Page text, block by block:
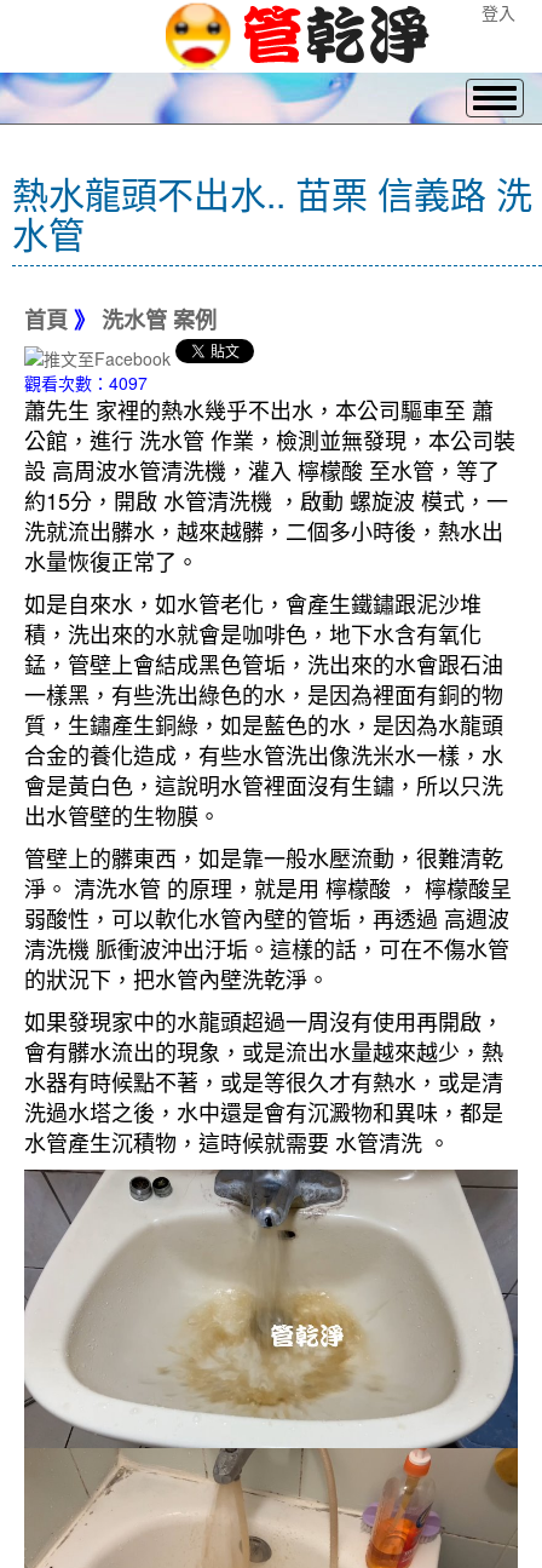
登入
熱水龍頭不出水.. 苗栗 信義路 洗
水管
首頁 》 洗水管 案例
觀看次數：4097
蕭先生 家裡的熱水幾乎不出水，本公司驅車至 蕭
公館，進行 洗水管 作業，檢測並無發現，本公司裝
設 高周波水管清洗機，灌入 檸檬酸 至水管，等了
約15分，開啟 水管清洗機 ，啟動 螺旋波 模式，一
洗就流出髒水，越來越髒，二個多小時後，熱水出
水量恢復正常了。
如是自來水，如水管老化，會產生鐵鏽跟泥沙堆
積，洗出來的水就會是咖啡色，地下水含有氧化
錳，管壁上會結成黑色管垢，洗出來的水會跟石油
一樣黑，有些洗出綠色的水，是因為裡面有銅的物
質，生鏽產生銅綠，如是藍色的水，是因為水龍頭
合金的養化造成，有些水管洗出像洗米水一樣，水
會是黃白色，這說明水管裡面沒有生鏽，所以只洗
出水管壁的生物膜。
管壁上的髒東西，如是靠一般水壓流動，很難清乾
淨。 清洗水管 的原理，就是用 檸檬酸 ， 檸檬酸呈
弱酸性，可以軟化水管內壁的管垢，再透過 高週波
清洗機 脈衝波沖出汙垢。這樣的話，可在不傷水管
的狀況下，把水管內壁洗乾淨。
如果發現家中的水龍頭超過一周沒有使用再開啟，
會有髒水流出的現象，或是流出水量越來越少，熱
水器有時候點不著，或是等很久才有熱水，或是清
洗過水塔之後，水中還是會有沉澱物和異味，都是
水管產生沉積物，這時候就需要 水管清洗 。